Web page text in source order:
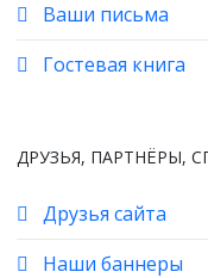
Ваши письма
Гостевая книга
ДРУЗЬЯ, ПАРТНЁРЫ,
Друзья сайта
Наши баннеры